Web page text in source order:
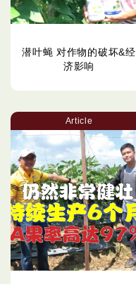
潜叶蝇 对作物的破坏&经
济影响
Article